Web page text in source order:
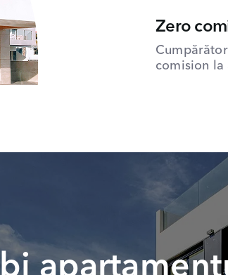
Zero
comision